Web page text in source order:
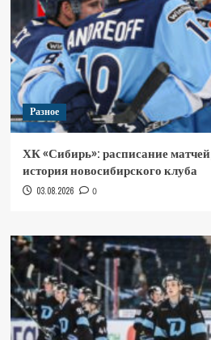
Разное
ХК «Сибирь»: расписание
история новосибирского клуба
03.08.2026 0